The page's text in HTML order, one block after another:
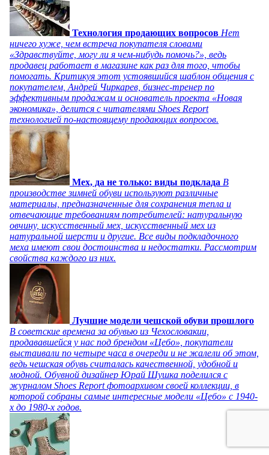
Технология продающих вопросов Нет
ничего хуже, чем встреча покупателя словами
«Здравствуйте, могу ли я чем-нибудь помочь?», ведь
продавец работает в магазине как раз для того, чтобы
помогать. Критикуя этот устоявшийся шаблон общения с
покупателем, Андрей Чиркарев, бизнес-тренер по
эффективным продажам и основатель проекта «Новая
экономика», делится с читателями Shoes Report
технологией по-настоящему продающих вопросов.
Мех, да не только: виды подклада В
производстве зимней обуви используют различные
материалы, предназначенные для сохранения тепла и
отвечающие требованиям потребителей: натуральную
овчину, искусственный мех, искусственный мех из
натуральной шерсти и другие. Все виды подкладочного
меха имеют свои достоинства и недостатки. Рассмотрим
свойства каждого из них.
Лучшие модели чешской обуви прошлого
В советские времена за обувью из Чехословакии,
продававшейся у нас под брендом «Цебо», покупатели
выстаивали по четыре часа в очереди и не жалели об этом,
ведь чешская обувь считалась качественной, удобной и
модной. Обувной дизайнер Юрай Шушка поделился с
журналом Shoes Report фотоархивом своей коллекции, в
которой собраны самые интересные модели «Цебо» с 1940-
х до 1980-х годов.